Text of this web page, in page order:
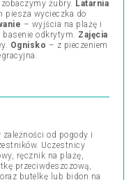
żubry. Latarnia
piesza wycieczka do
– wyjścia na plażę i
basenie odkrytym. Zajęcia
Ognisko – z pieczeniem
od pogody i
Uczestnicy
ręcznik na plażę,
przeciwdeszczową,
butelkę lub bidon na